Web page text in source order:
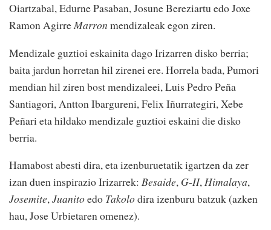
Oiartzabal, Edurne Pasaban, Josune Bereziartu edo Joxe
Ramon AgirreMarron mendizaleak egon ziren.
Mendizale guztioi eskainita dago Irizarren disko berria;
baita jardun horretan hil zirenei ere. Horrela bada, Pumori
mendian hil ziren bost mendizaleei, Luis Pedro Peña
Santiagori, Antton Ibargureni, Felix Iñurrategiri, Xebe
Peñari eta hildako mendizale guztioi eskaini die disko
berria.
Hamabost abesti dira, eta izenburuetatik igartzen da zer
izan duen inspirazio Irizarrek: Besaide, G-II,Himalaya,
Josemite,Juanitoedo Takolodira izenburu batzuk (azken
hau, Jose Urbietaren omenez).